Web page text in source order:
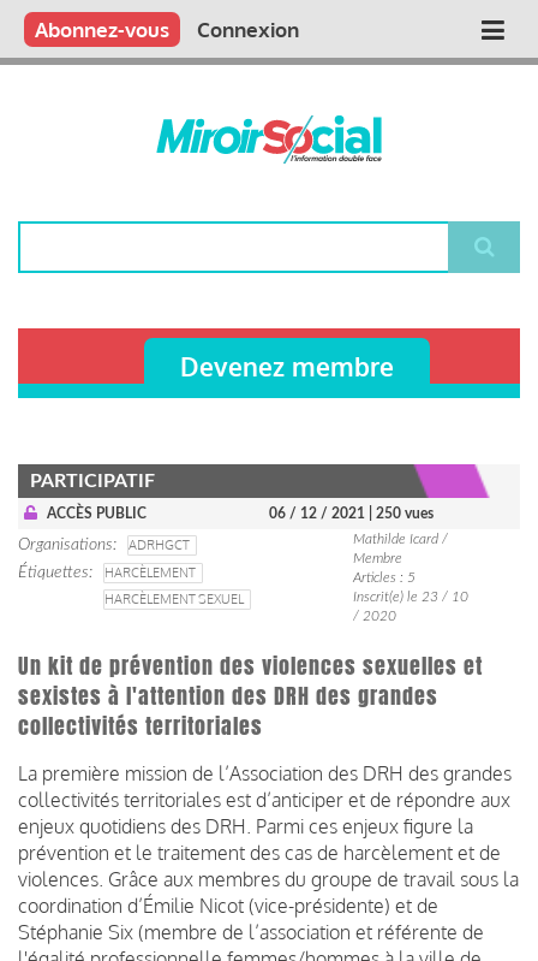
Aller
contenu
Main
Qui sommes nous ?
Vous publiez
Nous publions
Contactez-nous
Abonnez-vous Connexion
Devenez membre
PARTICIPATIF
ACCÈS PUBLIC 06 / 12 / 2021 | 250 vues
Organisations
ADRHGCT
Étiquettes
HARCÈLEMENT
HARCÈLEMENT SEXUEL
Mathilde Icard /
Membre
Articles : 5
Inscrit(e) le 23 / 10
/ 2020
Un kit de prévention des violences sexuelles et
sexistes à l'attention des DRH des grandes
collectivités territoriales
La première mission de l’Association des DRH des grandes
collectivités territoriales est d’anticiper et de répondre aux
enjeux quotidiens des DRH. Parmi ces enjeux figure la
prévention et le traitement des cas de harcèlement et de
violences. Grâce aux membres du groupe de travail sous la
coordination d’Émilie Nicot (vice-présidente) et de
Stéphanie Six (membre de l’association et référente de